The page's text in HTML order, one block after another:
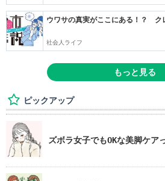
ウワサの真実がここにある！？ ク
社会人ライフ
もっと見る
ピックアップ
ズボラ女子でもOKな美脚ケア